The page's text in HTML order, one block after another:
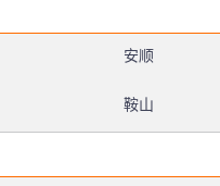
安顺
鞍山